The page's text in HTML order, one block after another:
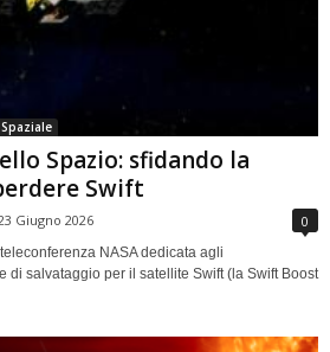
Spazio: sfidando la
Swift
Giugno 2026 0
NASA dedicata agli
di salvataggio per il satellite Swift (la Swift Boost